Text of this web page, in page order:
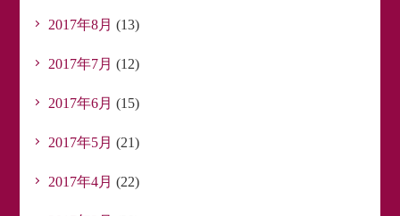
2017年8月 (13)
2017年7月 (12)
2017年6月 (15)
2017年5月 (21)
2017年4月 (22)